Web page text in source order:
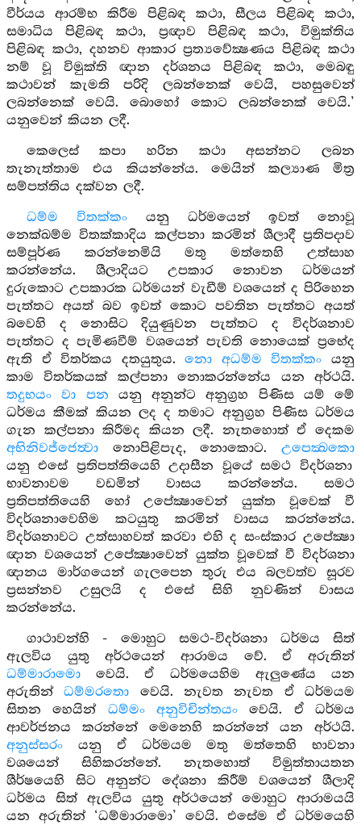
වීර්යය ආරම්භ කිරීම පිළිබඳ කථා, සීලය පිළිබඳ කථා,
සමාධිය පිළිබඳ කථා, ප්‍රඥාව පිළිබඳ කථා, විමුක්තිය
පිළිබඳ කථා, දහනව ආකාර ප්‍රත්‍යවේක්‍ෂණය පිළිබඳ කථා
නම් වූ විමුක්ති ඥාන දර්ශනය පිළිබඳ කථා, මෙබඳු
කථාවන් කැමති පරිදි ලබන්නෙක් වෙයි, පහසුවෙන්
ලබන්නෙක් වෙයි. බොහෝ කොට ලබන්නෙක් වෙයි.’
යනුවෙන් කියන ලදී.
කෙලෙස් කපා හරින කථා අසන්නට ලබන
තැනැත්තාම එය කියන්නේය. මෙයින් කල්‍යාණ මිත්‍ර
සම්පත්තිය දක්වන ලදී.
ධම්ම විතක්කංයනු ධර්මයෙන් ඉවත් නොවූ
නෙක්ඛම්ම විතක්කාදිය කල්පනා කරමින් ශීලාදී ප්‍රතිපදාව
සම්පූර්ණ කරන්නෙමියි මතු මත්තෙහි උත්සාහ
කරන්නේය. ශීලාදියට උපකාර නොවන ධර්මයන්
දුරුකොට උපකාරක ධර්මයන් වැඩීම් වශයෙන් ද පිරිහෙන
පැත්තට අයත් බව ඉවත් කොට පවතින පැත්තට අයත්
බවෙහි ද නොසිට දියුණුවන පැත්තට ද විදර්ශනාව
පැත්තට ද පැමිණවීම් වශයෙන් පැවති නොයෙක් ප්‍රභේද
ඇති ඒ විතර්කය දතයුතුය.නො අධම්ම විතක්කං යනු
කාම විතර්කයක් කල්පනා නොකරන්නේය යන අර්ථයි.
තදුභයං වා පන යනු අනුන්ට අනුග්‍රහ පිණිස යම් මේ
ධර්මය කීමක් කියන ලද ද තමාට අනුග්‍රහ පිණිස ධර්මය
ගැන කල්පනා කිරීමද කියන ලදී. නැතහොත් ඒ දෙකම
අභිනිවජ්ජෙත්‍වා නොපිළිපැද, නොකොට.උපෙක්‍ඛකො
යනු එසේ ප්‍රතිපත්තියෙහි උදාසීන වූයේ සමථ විදර්ශනා
භාවනාවම වඩමින් වාසය කරන්නේය. සමථ
ප්‍රතිපත්තියෙහි හෝ උපේක්‍ෂාවෙන් යුක්ත වූවෙක් වී
විදර්ශනාවෙහිම කටයුතු කරමින් වාසය කරන්නේය.
විදර්ශනාවට උත්සාහවත් කරවා එහි ද සංස්කාර උපේක්‍ෂා
ඥාන වශයෙන් උපේක්‍ෂාවෙන් යුක්ත වූවෙක් වී විදර්ශනා
ඥානය මාර්ගයෙන් ගැලපෙන තුරු එය බලවත්ව සූරව
ප්‍රසන්නව උසුලයි ද එසේ සිහි නුවණින් වාසය
කරන්නේය.
ගාථාවන්හි - මොහුට සමථ-විදර්ශනා ධර්මය සිත්
ඇලවිය යුතු අර්ථයෙන් ආරාමය වේ. ඒ අරුතින්
ධම්මාරාමො වෙයි. ඒ ධර්මයෙහිම ඇලුණේය යන
අරුතින්ධම්මරතො වෙයි. නැවත නැවත ඒ ධර්මයම
සිතන හෙයින් ධම්මං අනුවිචින්තයං වෙයි. ඒ ධර්මය
ආවර්ජනය කරන්නේ මෙනෙහි කරන්නේ යන අර්ථයි.
අනුස්සරං යනු ඒ ධර්මයම මතු මත්තෙහි භාවනා
වශයෙන් සිහිකරන්නේ. නැතහොත් විමුත්තායතන
ශීර්ෂයෙහි සිට අනුන්ට දේශනා කිරීම් වශයෙන් ශීලාදි
ධර්මය සිත් ඇලවිය යුතු අර්ථයෙන් මොහුට ආරාමයයි
යන අරුතින් ‘ධම්මාරාමො’ වෙයි. එසේම ඒ ධර්මයෙහි